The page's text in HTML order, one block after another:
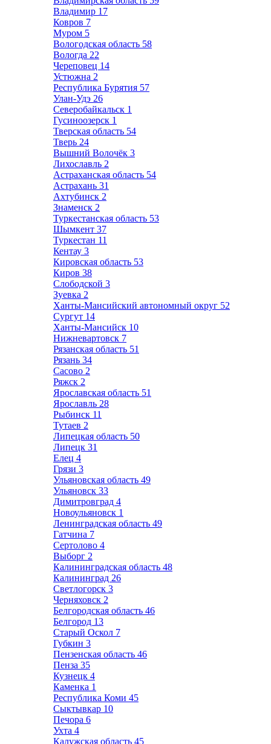
Владимир 17
Ковров 7
Муром 5
Вологодская область 58
Вологда 22
Череповец 14
Устюжна 2
Республика Бурятия 57
Улан-Удэ 26
Северобайкальск 1
Гусиноозерск 1
Тверская область 54
Тверь 24
Вышний Волочёк 3
Лихославль 2
Астраханская область 54
Астрахань 31
Ахтубинск 2
Знаменск 2
Туркестанская область 53
Шымкент 37
Туркестан 11
Кентау 3
Кировская область 53
Киров 38
Слободской 3
Зуевка 2
Ханты-Мансийский автономный округ 52
Сургут 14
Ханты-Мансийск 10
Нижневартовск 7
Рязанская область 51
Рязань 34
Сасово 2
Ряжск 2
Ярославская область 51
Ярославль 28
Рыбинск 11
Тутаев 2
Липецкая область 50
Липецк 31
Елец 4
Грязи 3
Ульяновская область 49
Ульяновск 33
Димитровград 4
Новоульяновск 1
Ленинградская область 49
Гатчина 7
Сертолово 4
Выборг 2
Калининградская область 48
Калининград 26
Светлогорск 3
Черняховск 2
Белгородская область 46
Белгород 13
Старый Оскол 7
Губкин 3
Пензенская область 46
Пенза 35
Кузнецк 4
Каменка 1
Республика Коми 45
Сыктывкар 10
Печора 6
Ухта 4
Калужская область 45